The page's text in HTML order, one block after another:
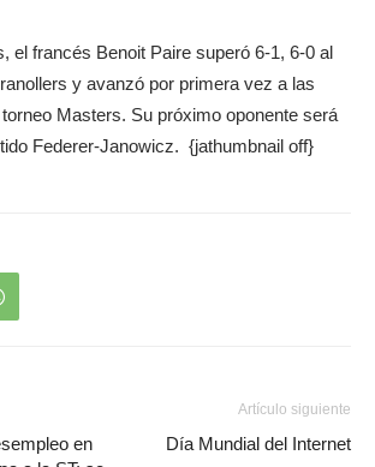
el francés Benoit Paire superó 6-1, 6-0 al
y avanzó por primera vez a las
Masters. Su próximo oponente será
Federer-Janowicz. {jathumbnail off}
en
Artículo siguiente
Día Mundial del Internet